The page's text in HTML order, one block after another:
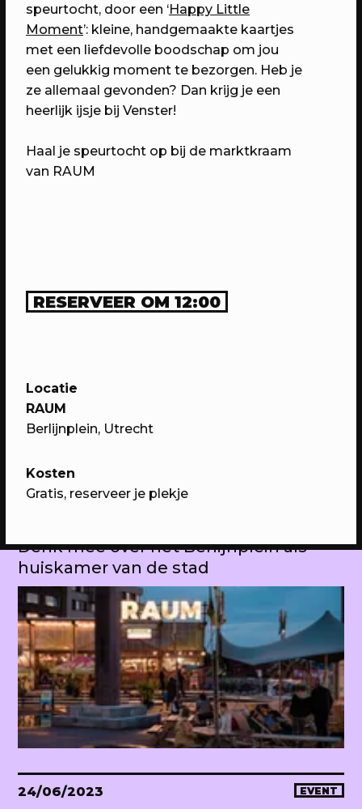
25/05/2023
Denk mee over het Berlijnplein als
huiskamer van de stad
24/06/2023 EVENT
Locatie
RAUM
Berlijnplein, Utrecht
Kosten
Gratis, reserveer je plekje
speurtocht, door een ‘Happy Little
Moment’: kleine, handgemaakte kaartjes
met een liefdevolle boodschap om jou
een gelukkig moment te bezorgen. Heb je
ze allemaal gevonden? Dan krijg je een
heerlijk ijsje bij Venster!
Haal je speurtocht op bij de marktkraam
van RAUM
RESERVEER OM 12:00